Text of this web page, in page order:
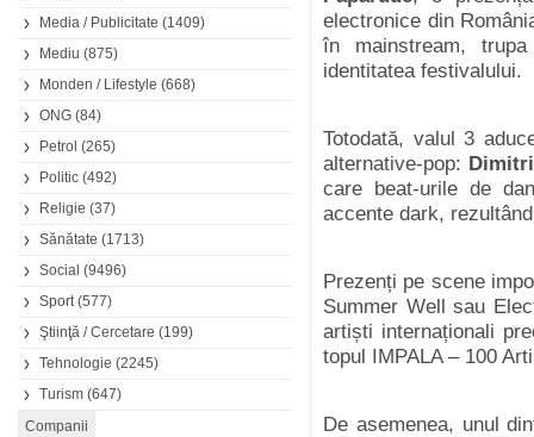
Media / Publicitate (1409)
Mediu (875)
Monden / Lifestyle (668)
ONG (84)
Petrol (265)
Politic (492)
Religie (37)
Sănătate (1713)
Social (9496)
Sport(577)
Ştiinţă / Cercetare (199)
Tehnologie (2245)
Turism (647)
electronice din
în mainstream,
identitatea festivalului.
Totodată, valul 3
alternative-pop:
care beat-urile de
accente dark,
Prezenți pe scene
Summer Well sau
artiști internaționali
topul IMPALA – 100
De asemenea, unul